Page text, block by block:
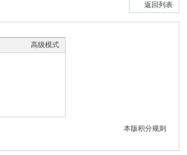
返回列表
高级模式
本版积分规则